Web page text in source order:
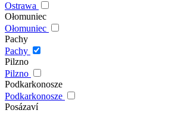
Ostrawa
Ołomuniec
Ołomuniec
Pachy
Pachy
Pilzno
Pilzno
Podkarkonosze
Podkarkonosze
Posázaví